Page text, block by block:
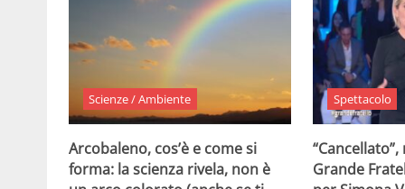
Scienze / Ambiente
Arcobaleno, cos’è e come si
forma: la scienza rivela, non è
Spettacolo
Grande